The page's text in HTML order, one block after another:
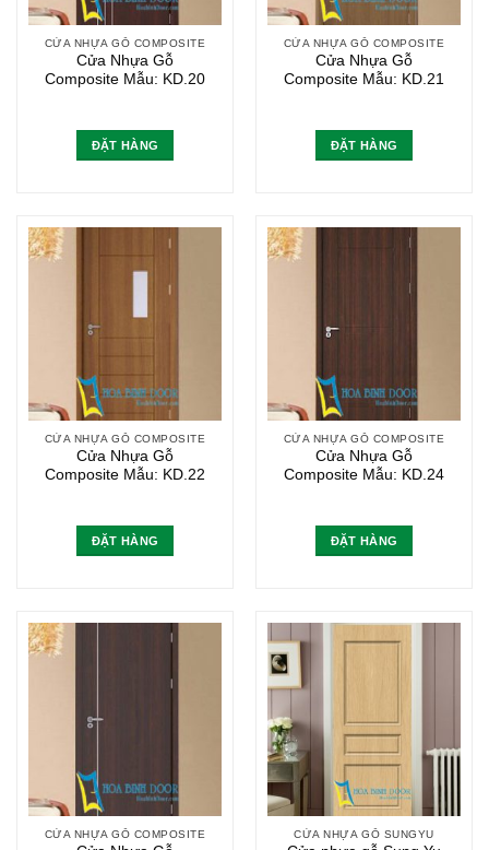
CỬA NHỰA GỖ COMPOSITE
Cửa Nhựa Gỗ
Composite Mẫu: KD.20
ĐẶT HÀNG
CỬA NHỰA GỖ COMPOSITE
Cửa Nhựa Gỗ
Composite Mẫu: KD.21
ĐẶT HÀNG
CỬA NHỰA GỖ COMPOSITE
Cửa Nhựa Gỗ
Composite Mẫu: KD.22
ĐẶT HÀNG
CỬA NHỰA GỖ COMPOSITE
Cửa Nhựa Gỗ
Composite Mẫu: KD.24
ĐẶT HÀNG
CỬA NHỰA GỖ COMPOSITE CỬA NHỰA GỖ SUNGYU